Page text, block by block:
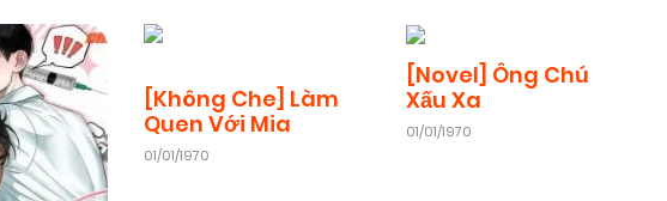
04/06/2026
03/06/2026
[Không Che] Làm
Quen Với Mia
01/01/1970
[Novel] Ông Chú
Xấu Xa
01/01/1970